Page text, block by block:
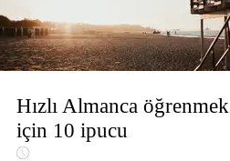
Hızlı Almanca öğrenmek
için 10 ipucu